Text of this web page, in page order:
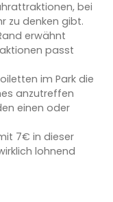
bei
zu denken gibt.
erwähnt
passt
im Park die
anzutreffen
einen oder
7€ in dieser
lohnend